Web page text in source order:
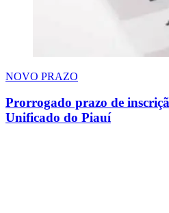
NOVO PRAZO
Prorrogado prazo de
Unificado do Piauí